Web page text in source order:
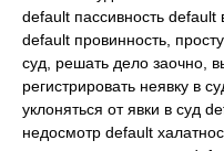
default пассивность
default провинность,
суд, решать дело заочно,
регистрировать неявку в
уклоняться от явки в суд
недосмотр default